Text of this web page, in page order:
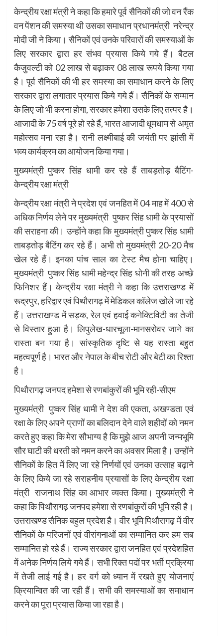
केन्द्रीय रक्षा मंत्री ने कहा कि हमारे पूर्व सैनिकों की जो वन रैंक
वन पेंशन की समस्या थी उसका समाधान प्रधानमंत्री नरेन्द्र
मोदी जी ने किया। सैनिकों एवं उनके परिवारों की समस्याओं के
लिए सरकार द्वारा हर संभव प्रयास किये गये हैं। बैटल
कैजुवल्टी को 02 लाख से बढ़ाकर 08 लाख रूपये किया गया
है। पूर्व सैनिकों की भी हर समस्या का समाधान करने के लिए
सरकार द्वारा लगातार प्रयास किये गये हैं। सैनिकों के सम्मान
के लिए जो भी करना होगा, सरकार हमेशा उसके लिए तत्पर है।
आजादी के 75 वर्ष पूरे हो रहे हैं, भारत आजादी धूमधाम से अमृत
महोत्सव मना रहा है। रानी लक्ष्मीबाई की जयंती पर झांसी में
भव्य कार्यक्रम का आयोजन किया गया।
मुख्यमंत्री पुष्कर सिंह धामी कर रहे हैं ताबड़तोड़ बैटिंग-
केन्द्रीय रक्षा मंत्री
केन्द्रीय रक्षा मंत्री ने प्रदेश एवं जनहित में 04 माह में 400 से
अधिक निर्णय लेने पर मुख्यमंत्री पुष्कर सिंह धामी के प्रयासों
की सराहना की। उन्होंने कहा कि मुख्यमंत्री पुष्कर सिंह धामी
ताबड़तोड़ बैटिंग कर रहे हैं। अभी तो मुख्यमंत्री 20-20 मैच
खेल रहे हैं। इनका पांच साल का टेस्ट मैच होना चाहिए।
मुख्यमंत्री पुष्कर सिंह धामी महेन्द्र सिंह धोनी की तरह अच्छे
फिनिशर हैं। केन्द्रीय रक्षा मंत्री ने कहा कि उत्तराखण्ड में
रूद्रपुर, हरिद्वार एवं पिथौरागढ़ में मेडिकल कॉलेज खोले जा रहे
हैं। उत्तराखण्ड में सड़क, रेल एवं हवाई कनेक्टिविटी का तेजी
से विस्तार हुआ है। लिपुलेख-धारचूला-मानसरोवर जाने का
रास्ता बन गया है। सांस्कृतिक दृष्टि से यह रास्ता बहुत
महत्वपूर्ण है। भारत और नेपाल के बीच रोटी और बेटी का रिश्ता
है।
पिथौरागढ़ जनपद हमेशा से रणबांकुरों की भूमि रही-सीएम
मुख्यमंत्री पुष्कर सिंह धामी ने देश की एकता, अखण्डता एवं
रक्षा के लिए अपने प्राणों का बलिदान देने वाले शहीदों को नमन
करते हुए कहा कि मेरा सौभाग्य है कि मुझे आज अपनी जन्मभूमि
सौर घाटी की धरती को नमन करने का अवसर मिला है। उन्होंने
सैनिकों के हित में लिए जा रहे निर्णयों एवं उनका उत्साह बढ़ाने
के लिए किये जा रहे सराहनीय प्रयासों के लिए केन्द्रीय रक्षा
मंत्री राजनाथ सिंह का आभार व्यक्त किया। मुख्यमंत्री ने
कहा कि पिथौरागढ़ जनपद हमेशा से रणबांकुरों की भूमि रही है।
उत्तराखण्ड सैनिक बहुल प्रदेश है। वीर भूमि पिथौरागढ़ में वीर
सैनिकों के परिजनों एवं वीरांगनाओं का सम्मानित कर हम सब
सम्मानित हो रहे हैं। राज्य सरकार द्वारा जनहित एवं प्रदेशहित
में अनेक निर्णय लिये गये हैं। सभी रिक्त पदों पर भर्ती प्रक्रिया
में तेजी लाई गई है। हर वर्ग को ध्यान में रखते हुए योजनाएं
क्रियान्वित की जा रही हैं। सभी की समस्याओं का समाधान
करने का पूरा प्रयास किया जा रहा है।